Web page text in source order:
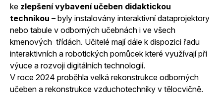
ke zlepšení vybavení učeben didaktickou
technikou – byly instalovány interaktivní dataprojektory
nebo tabule v odborných učebnách i ve všech
kmenových třídách. Učitelé mají dále k dispozici řadu
interaktivních a robotických pomůcek které využívají při
výuce a rozvoji digitálních technologií.
V roce 2024 proběhla velká rekonstrukce odborných
učeben a rekonstrukce vzduchotechniky v tělocvičně.